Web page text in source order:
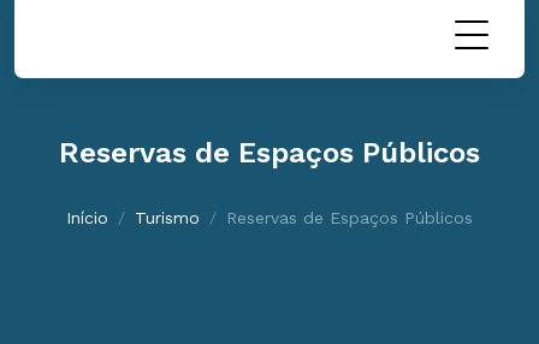
Reservas de Espaços Públicos
Início Turismo Reservas de Espaços Públicos